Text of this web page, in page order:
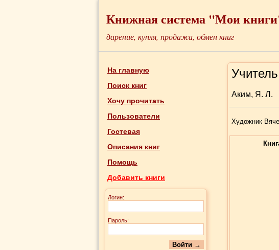
Книжная система "Мои
дарение, купля, продажа, обмен книг
На главную
Поиск книг
Хочу прочитать
Пользователи
Гостевая
Описания книг
Помощь
Добавить книги
Логин:
Пароль:
Аким, Я. Л.
Художник